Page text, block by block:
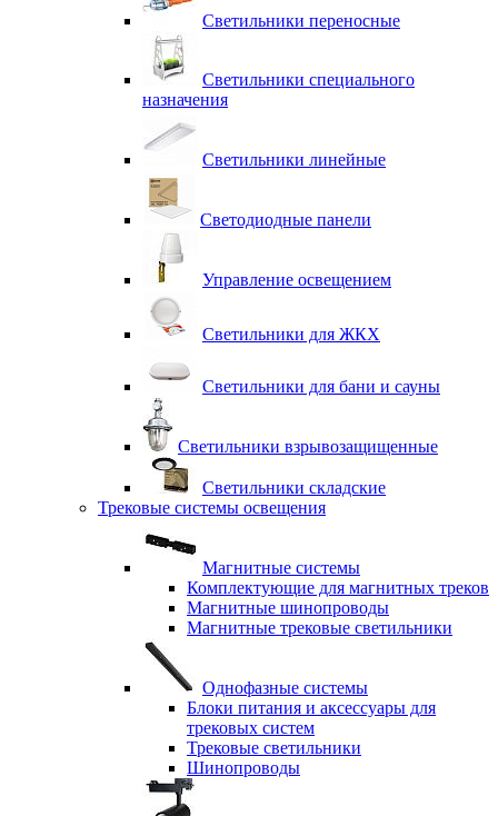
Светильники переносные
Светильники специального
назначения
Светильники линейные
Светодиодные панели
Управление освещением
Светильники для ЖКХ
Светильники для бани и сауны
Светильники взрывозащищенные
Светильники складские
Трековые системы освещения
Магнитные системы
Комплектующие для магнитных треков
Магнитные шинопроводы
Магнитные трековые светильники
Однофазные системы
Блоки питания и аксессуары для
трековых систем
Трековые светильники
Шинопроводы